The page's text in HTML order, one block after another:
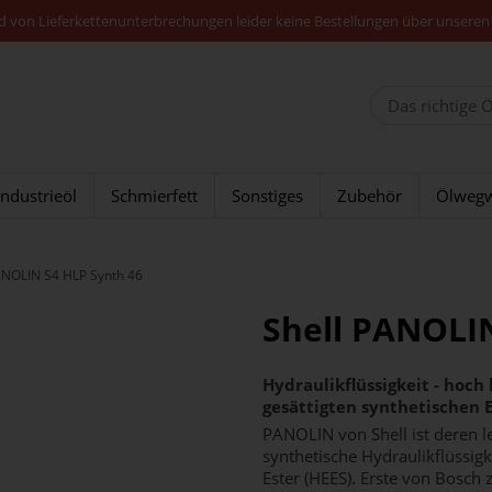
von Lieferkettenunterbrechungen leider keine Bestellungen über
Schmierfett Sonstiges Zubehör
S4 HLP Synth 46
Shell
Hydraulikflüssigkeit -
gesättigten synthetischen
PANOLIN von Shell ist deren
synthetische
Ester (HEES). Erste von Bosch